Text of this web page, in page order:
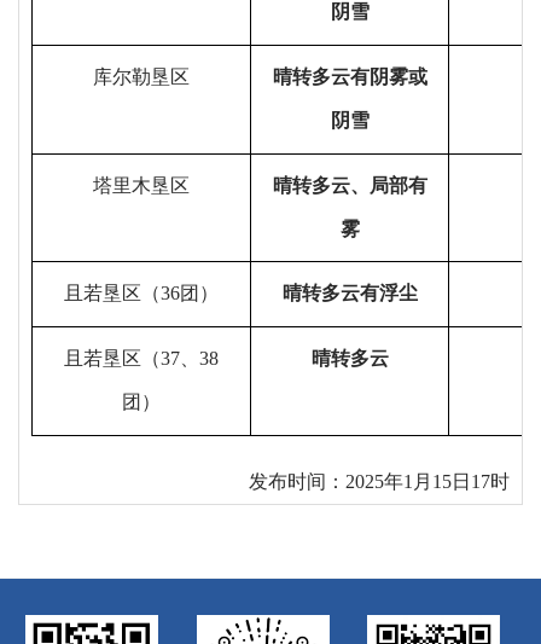
阴雪
库尔勒垦区 晴转多云有阴雾或
阴雪
塔里木垦区 晴转多云、局部有
雾
且若垦区（36团） 晴转多云有浮尘
且若垦区（37 38
团）
晴转多云
发布时间：2025年1 月 1 5日17时